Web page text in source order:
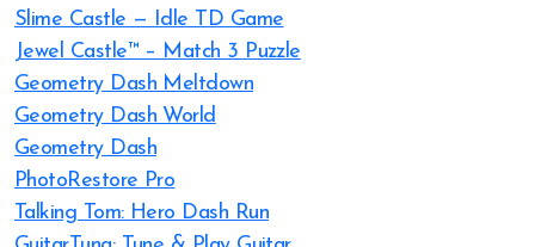
Slime Castle — Idle TD Game
Jewel Castle™ – Match 3 Puzzle
Geometry Dash Meltdown
Geometry Dash World
Geometry Dash
PhotoRestore Pro
Talking Tom: Hero Dash Run